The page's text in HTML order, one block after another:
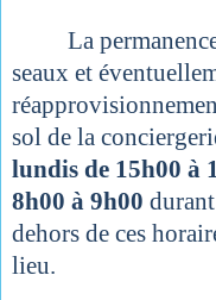
La
seaux et
sol de la
lundis de 15h00 à
8h00 à 9h00
dehors de ces
lieu.